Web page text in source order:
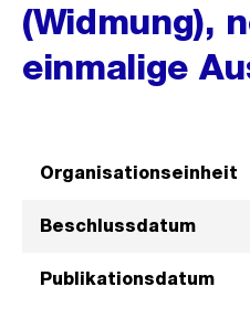
(Widmung),
einmalige
Organisationseinheit
Beschlussdatum
Publikationsdatum